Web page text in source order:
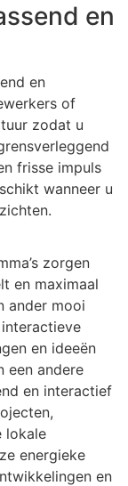
en
en
of
zodat u
frisse impuls
wanneer u
zorgen
en maximaal
ander mooi
en ideeën
een andere
en interactief
lokale
energieke
en